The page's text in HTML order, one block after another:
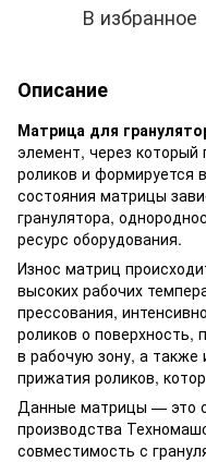
В избранное
Описание
Матрица для
элемент, через
роликов и формируется
состояния матрицы
гранулятора,
ресурс оборудования.
Износ матриц
высоких рабочих
прессования,
роликов о поверхность,
в рабочую зону, а также
прижатия роликов,
Данные матрицы — это
производства
совместимость с